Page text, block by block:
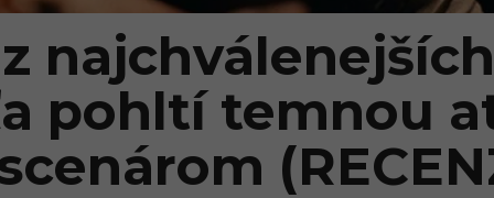
pohltí temnou